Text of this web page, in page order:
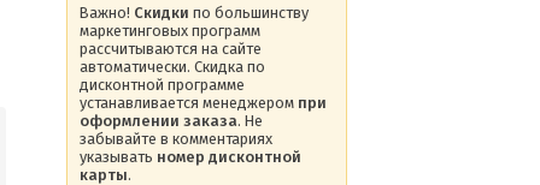
Важно! Скидки по большинству
маркетинговых программ
рассчитываются на сайте
автоматически. Скидка по
дисконтной программе
устанавливается менеджером при
оформлении заказа. Не
забывайте в комментариях
указывать номер дисконтной
карты.